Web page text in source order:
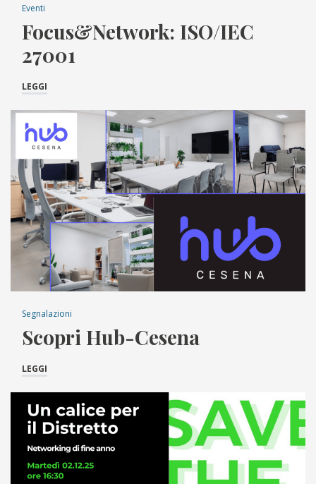
Eventi
Focus&Network: ISO/IEC
27001
LEGGI
Segnalazioni
Scopri Hub-Cesena
LEGGI